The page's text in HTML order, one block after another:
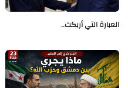
العبارة التي أربكت..